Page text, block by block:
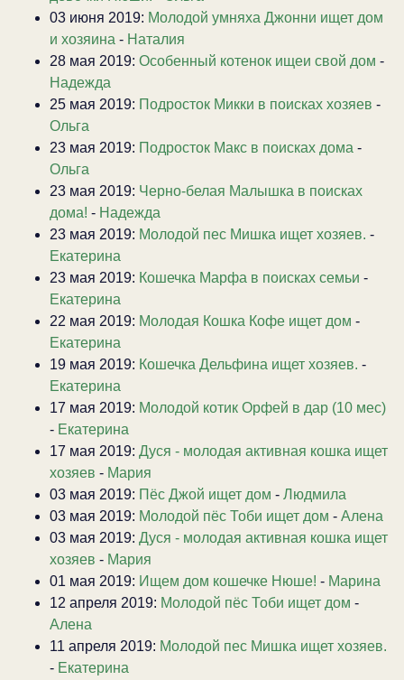
03 июня 2019: Молодой умняха Джонни ищет дом
и хозяина - Наталия
28 мая 2019: Особенный котенок ищеи свой дом -
Надежда
25 мая 2019: Подросток Микки в поисках хозяев -
Ольга
23 мая 2019: Подросток Макс в поисках дома -
Ольга
23 мая 2019: Черно-белая Малышка в поисках
дома! - Надежда
23 мая 2019: Молодой пес Мишка ищет хозяев. -
Екатерина
23 мая 2019: Кошечка Марфа в поисках семьи -
Екатерина
22 мая 2019: Молодая Кошка Кофе ищет дом -
Екатерина
19 мая 2019: Кошечка Дельфина ищет хозяев. -
Екатерина
17 мая 2019: Молодой котик Орфей в дар (10 мес)
- Екатерина
17 мая 2019: Дуся - молодая активная кошка ищет
хозяев - Мария
03 мая 2019: Пёс Джой ищет дом - Людмила
03 мая 2019: Молодой пёс Тоби ищет дом - Алена
03 мая 2019: Дуся - молодая активная кошка ищет
хозяев - Мария
01 мая 2019: Ищем дом кошечке Нюше! - Марина
12 апреля 2019: Молодой пёс Тоби ищет дом -
Алена
11 апреля 2019: Молодой пес Мишка ищет хозяев.
- Екатерина